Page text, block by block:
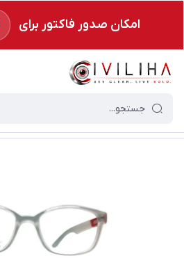
امکان صدور فاکتور برای